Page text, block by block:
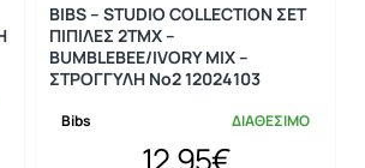
Bibs ΔΙΑΘΕΣΙΜΟ
BIBS – STUDIO COLLECTION ΣΕΤ
ΠΙΠΙΛΕΣ 2ΤΜΧ –
BUMBLEBEE/IVORY MIX –
ΣΤΡΟΓΓΥΛΗ No2 12024103
12,95€